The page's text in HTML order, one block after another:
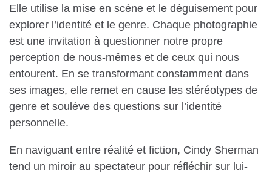
Elle utilise la mise en scène et le déguisement pour
explorer l’identité et le genre. Chaque photographie
est une invitation à questionner notre propre
perception de nous-mêmes et de ceux qui nous
entourent. En se transformant constamment dans
ses images, elle remet en cause les stéréotypes de
genre et soulève des questions sur l’identité
personnelle.
En naviguant entre réalité et fiction, Cindy Sherman
tend un miroir au spectateur pour réfléchir sur lui-